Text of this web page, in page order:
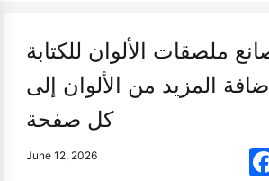
ملصقات الألوان للكتابة
المزيد من الألوان إلى
كل صفحة
June 12, 2026